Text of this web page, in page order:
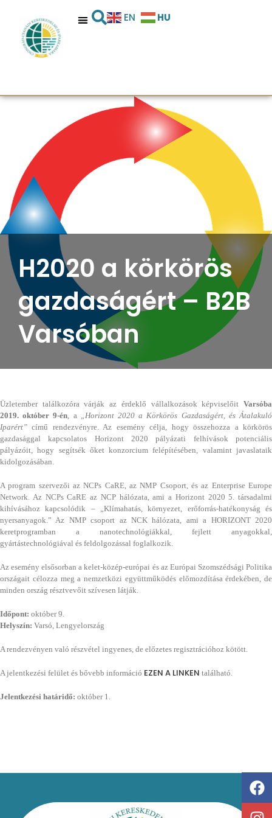
EN HU
H2020 a körkörös
gazdaságért – B2B
Varsóban
Üzletember találkozóra várják az érdeklő vállalkozások képviselőit Varsóba
2019. október 9-én , a
„Horizont 2020 a Körkörös Gazdaságért, és Átalakuló
Iparért” című rendezvényre. Az esemény célja, hogy összehozza a körkörös
gazdasággal kapcsolatos Horizont 2020 pályázati felhívások potenciális
pályázóit, hogy segítsék őket konzorcium felépítésében, valamint javaslataik
kidolgozásában.
A program szervezői az NCPs CaRE, az NMP Csoport, és az Enterprise Europe
Network. Az NCPs CaRE az NCP hálózata, ami a Horizont 2020 5. társadalmi
kihívásához kapcsolódik – „Klímahatás, környezet, erőforrás-hatékonyság és
nyersanyagok.” Az NMP csoport az NCK hálózata, ami a HORIZONT 2020
keretprogramban a nanotechnológiákkal, fejlett anyagokkal,
gyártástechnológiával és feldolgozással foglalkozik.
Az esemény elsősorban a kelet-közép-európai és az Európai Szomszédsági Politika
országait célozza meg a nemzetközi együttműködés előmozdítása érdekében, de
minden ország résztvevőit szívesen látják.
Időpont: október 9.
Helyszín: Varsó, Lengyelország
A rendezvényen való részvétel ingyenes, de előzetes regisztrációhoz kötött.
A jelentkezési felület és bővebb információ EZEN A LINKEN található.
Jelentkezési határidő: október 1.